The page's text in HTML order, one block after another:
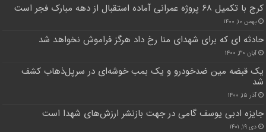
کرج با تکمیل ۶۸ پروژه عمرانی آماده استقبال از دهه مبارک فجر است
بهمن ۱۰, ۱۴۰۰
حادثه ای که برای شهدای منا رخ داد هرگز فراموش نخواهد شد
آبان ۳۰, ۱۴۰۰
یک قبضه مین ضدخودرو و یک بمب خوشه‌ای در سرپل‌ذهاب کشف
شد
آذر ۱۵, ۱۴۰۰
جایزه ادبی یوسف گامی در جهت بازنشر ارزش‌های شهدا است
دی ۱۹, ۱۴۰۱